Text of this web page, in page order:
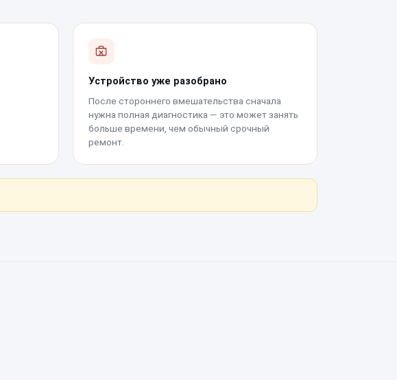
Устройство уже разобрано
После стороннего вмешательства сначала
нужна полная диагностика — это может занять
больше времени, чем обычный срочный
ремонт.